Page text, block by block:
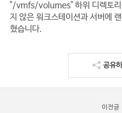
"/vmfs/volumes" 하위 디렉토리
지 않은 워크스테이션과 서버에
혔습니다.
공유하
이전글